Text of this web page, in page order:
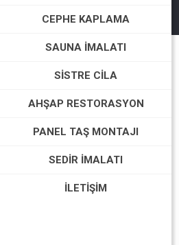
CEPHE KAPLAMA
SAUNA İMALATI
SISTRE CILA
AHŞAP RESTORASYON
PANEL TAŞ MONTAJI
SEDIR İMALATI
İLETIŞIM